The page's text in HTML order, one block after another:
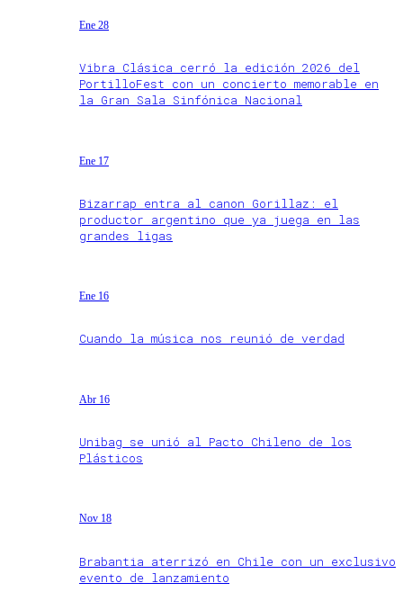
Ene 28
Vibra Clásica cerró la edición 2026 del
PortilloFest con un concierto memorable en
la Gran Sala Sinfónica Nacional
Ene 17
Bizarrap entra al canon Gorillaz: el
productor argentino que ya juega en las
grandes ligas
Ene 16
Cuando la música nos reunió de verdad
Abr 16
Unibag se unió al Pacto Chileno de los
Plásticos
Nov 18
Brabantia aterrizó en Chile con un exclusivo
evento de lanzamiento